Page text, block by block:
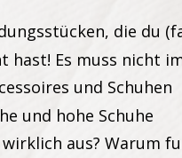
die du
hast! Es muss nicht
und Schuhen
und hohe Schuhe
aus? Warum